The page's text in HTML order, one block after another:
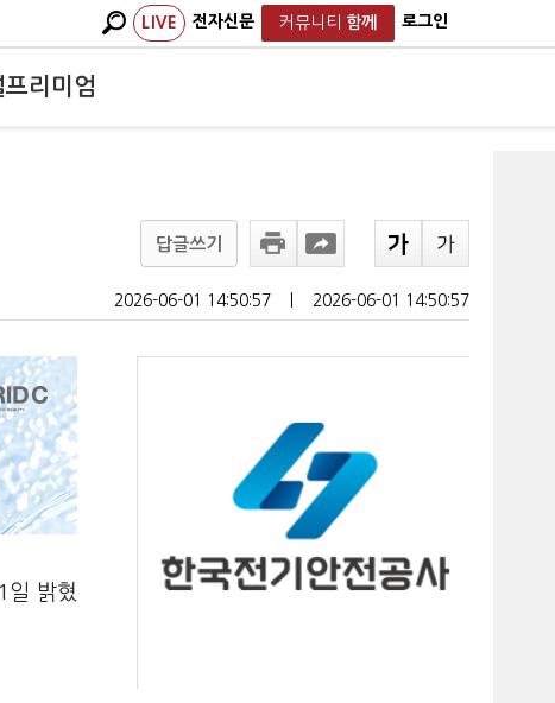
LIVE 전자신문 커뮤니티 함께 로그인
프리미엄
답글쓰기
2026-06-01 14:50:57 2026-06-01 14:50:57
일 밝혔